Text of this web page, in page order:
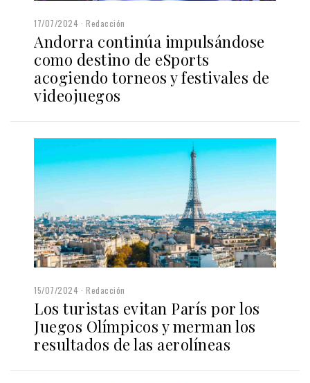
17/07/2024 Redacción
Andorra continúa impulsándose
como destino de eSports
acogiendo torneos y festivales de
videojuegos
15/07/2024 Redacción
Los turistas evitan París por los
Juegos Olímpicos y merman los
resultados de las aerolíneas